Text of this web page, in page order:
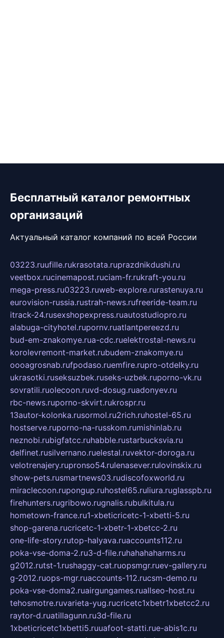
Бесплатный каталог ремонтных
организаций
Актуальный каталог компаний по всей России
03223.ruufille.rukrasotata.ruprazdnikdushi.ru
veetbox.rucinemapost.ruciam-fr.rukraft-you.ru
mega-press.ru03223.ruweb-explore.rurastenuya.ru
eurovision-russia.rustrah-news.rufreeride-team.ru
itrack-24.rusexshopexpress.ruautostudiopro.ru
alabuga-cityhotel.rupornv.ruatlantpereezd.ru
bud-em-znakomye.rua-cdc.ruelektrostal-news.ru
korolevremont-market.rubudem-znakomye.ru
oooagrosnab.rufpodaso.ruemfire.rupro-otdelky.ru
ukrasotki.ruseksuzbek.ruseks-uzbek.ruporno-vk.ru
sovratili.ruolecoon.ruvd-dosug.ruadonyev.ru
rbc-news.ruporno-skvirt.rukrospr.ru
13autor-kolonka.rusormol.ru2rich.ruhostel-65.ru
hostserve.ruporno-na-russkom.rumishinlab.ru
neznobi.rubigfatcc.ruhabble.rustarbucksvia.ru
delfinet.rusilvernano.ruelestal.ruvektor-doroga.ru
velotrenajery.rupronso54.rulenasever.rulovinskix.ru
show-pets.rusmartnews03.rudiscofoxworld.ru
miraclecoon.rupongup.ruhostel65.ruliura.ruglasspb.ru
firehunters.rugribowo.rugnalis.rubulkitula.ru
hometown-france.ru1-xbeticricetc-1-xbetti-5.ru
shop-garena.rucricetc-1-xbetr-1-xbetcc-2.ru
one-life-story.rutop-halyava.ruaccounts112.ru
poka-vse-doma-2.ru3-d-file.ruhahahaharms.ru
g2012.rutst-1.rushaggy-cat.ruopsmgr.ruev-gallery.ru
g-2012.ruops-mgr.ruaccounts-112.rucsm-demo.ru
poka-vse-doma2.ruairgungames.ruallseo-host.ru
tehosmotre.ruvarieta-yug.rucricetc1xbetr1xbetcc2.ru
raytor-d.ruatillagunn.ru3d-file.ru
1xbeticricetc1xbetti5.ruuafoot-statti.rue-abis1c.ru